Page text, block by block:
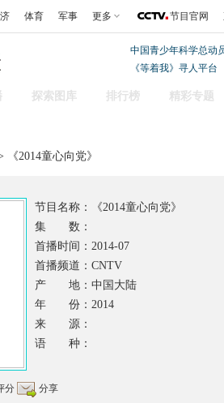
体育 军事 更多 节目官网
中国青少年科学总动
《等着我》寻人平台
探索图库 排行榜 精彩专题
《2014童心向党》
节目名称：
《2014童心向党》
集 数：
首播时间：2014-07
首播频道：CNTV
产 地：中国大陆
年 份：2014
来 源：
语 种：
分 分享